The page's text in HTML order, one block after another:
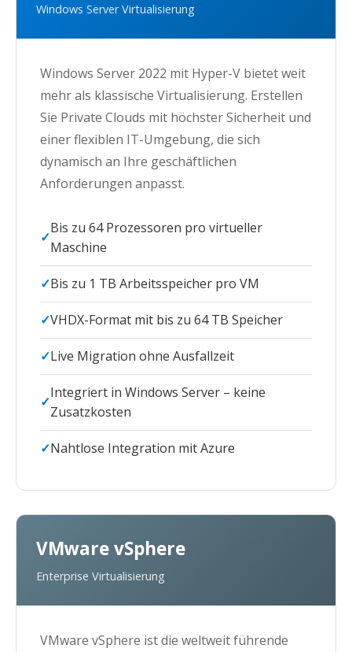
Windows Server Virtualisierung
Windows Server 2022 mit Hyper-V bietet weit
mehr als klassische Virtualisierung. Erstellen
Sie Private Clouds mit höchster Sicherheit und
einer flexiblen IT-Umgebung, die sich
dynamisch an Ihre geschäftlichen
Anforderungen anpasst.
Bis zu 64 Prozessoren pro virtueller
Maschine
Bis zu 1 TB Arbeitsspeicher pro VM
VHDX-Format mit bis zu 64 TB Speicher
Live Migration ohne Ausfallzeit
Integriert in Windows Server – keine
Zusatzkosten
Nahtlose Integration mit Azure
VMware vSphere
Enterprise Virtualisierung
VMware vSphere ist die weltweit führende